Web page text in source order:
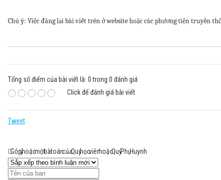
Chú ý: Việc đăng lại bài viết trên ở website hoặc các phương tiện truyền
Tổng số điểm của bài viết là: 0 trong 0 đánh giá
Click để đánh giá bài viết
Tweet
Góp ý hoặc một bài toán của Quý học viên hoặc Quý Phụ Huynh